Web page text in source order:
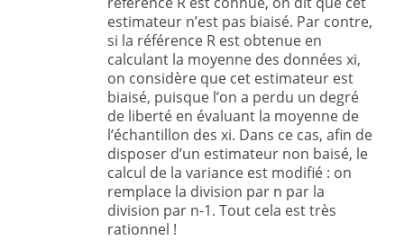
estimateur n’est pas biaisé. Par contre,
si la référence R est obtenue en
calculant la moyenne des données xi,
on considère que cet estimateur est
biaisé, puisque l’on a perdu un degré
de liberté en évaluant la moyenne de
l’échantillon des xi. Dans ce cas, afin de
disposer d’un estimateur non baisé, le
calcul de la variance est modifié : on
remplace la division par n par la
division par n-1. Tout cela est très
rationnel !